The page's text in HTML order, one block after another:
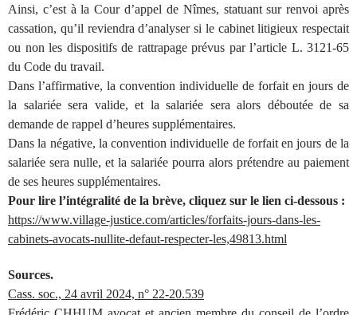
Ainsi, c’est à la Cour d’appel de Nîmes, statuant sur renvoi après
cassation, qu’il reviendra d’analyser si le cabinet litigieux respectait
ou non les dispositifs de rattrapage prévus par l’article L. 3121-65
du Code du travail.
Dans l’affirmative, la convention individuelle de forfait en jours de
la salariée sera valide, et la salariée sera alors déboutée de sa
demande de rappel d’heures supplémentaires.
Dans la négative, la convention individuelle de forfait en jours de la
salariée sera nulle, et la salariée pourra alors prétendre au paiement
de ses heures supplémentaires.
Pour lire l’intégralité de la brève, cliquez sur le lien ci-dessous :
https://www.village-justice.com/articles/forfaits-jours-dans-les-
cabinets-avocats-nullite-defaut-respecter-les,49813.html
Sources.
Cass. soc., 24 avril 2024, n° 22-20.539